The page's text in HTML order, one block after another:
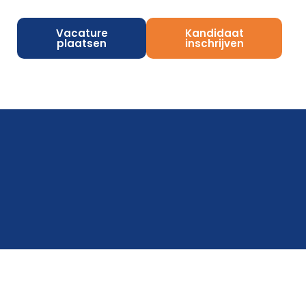
Vacature
plaatsen
Kandidaat
inschrijven